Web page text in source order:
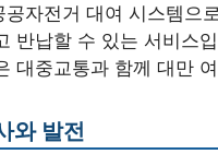
자전거 대여 시스템으
반납할 수 있는 서비스
대중교통과 함께 대만
와 발전